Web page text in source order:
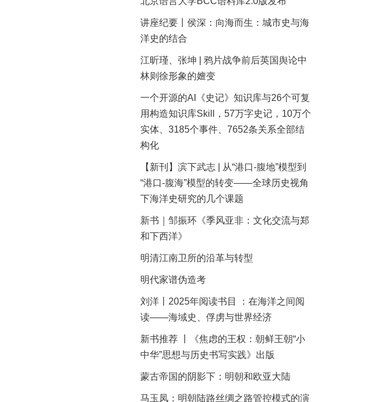
讲座纪要丨侯深：向海而生：城市史与海
洋史的结合
江昕瑾、张坤 | 鸦片战争前后英国舆论中
林则徐形象的嬗变
一个开源的AI《史记》知识库与26个可复
用构造知识库Skill，57万字史记，10万个
实体、3185个事件、7652条关系全部结
构化
【新刊】滨下武志 | 从“港口-腹地”模型到
“港口-腹海”模型的转变——全球历史视角
下海洋史研究的几个课题
新书｜邹振环《季风亚非：文化交流与郑
和下西洋》
明清江南卫所的沿革与转型
明代家谱伪造考
刘洋丨2025年阅读书目 ：在海洋之间阅
读——海域史、俘虏与世界经济
新书推荐 丨《焦虑的王权：朝鲜王朝“小
中华”思想与历史书写实践》出版
蒙古帝国的阴影下：明朝和欧亚大陆
马玉凤：明朝陆路丝绸之路管控模式的演